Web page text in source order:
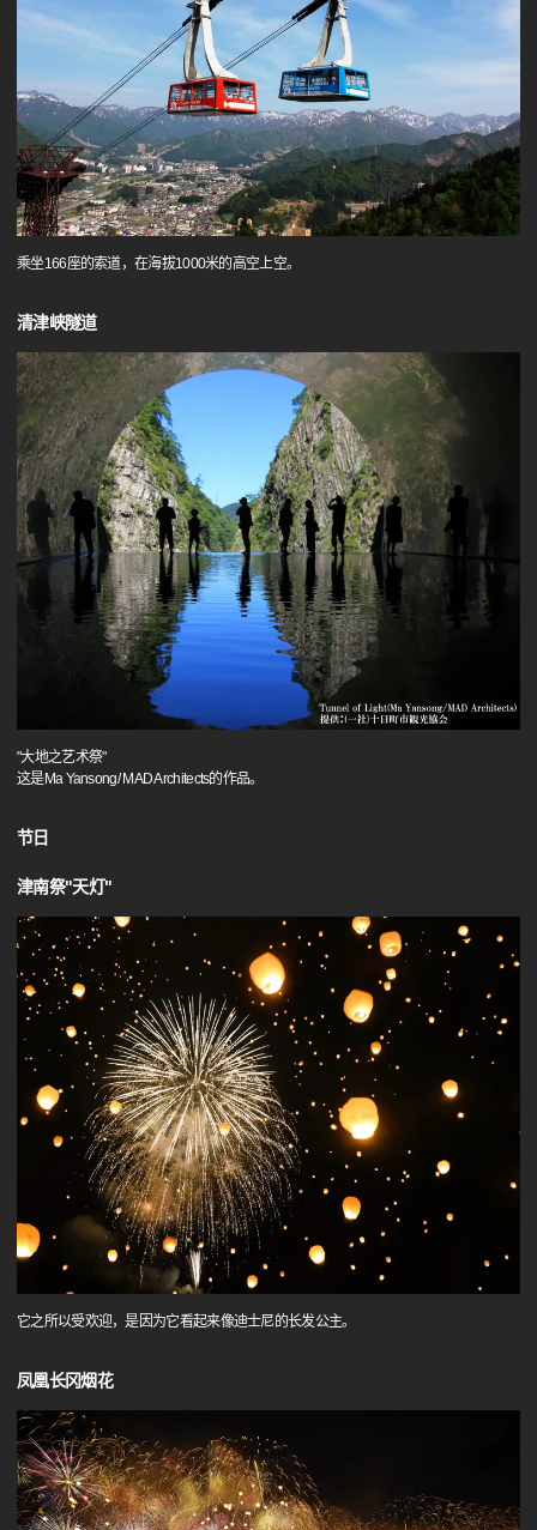
乘坐166座的索道，在海拔1000米的高空上空。
清津峡隧道
"大地之艺术祭"
这是Ma Yansong/ MAD Architects的作品。
节日
津南祭"天灯"
它之所以受欢迎，是因为它看起来像迪士尼的长发公主。
凤凰长冈烟花